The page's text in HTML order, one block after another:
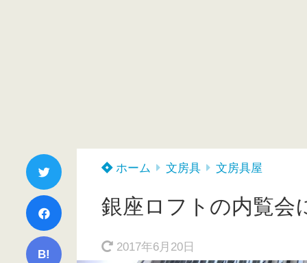
B!
ホーム 文房具 文房具屋
銀座ロフトの内覧会
2017年6月20日